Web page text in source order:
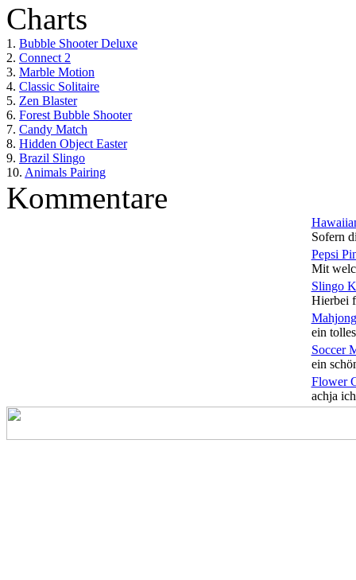
Charts
1. Bubble Shooter Deluxe
2. Connect 2
3. Marble Motion
4. Classic Solitaire
5. Zen Blaster
6. Forest Bubble Shooter
7. Candy Match
8. Hidden Object Easter
9. Brazil Slingo
10. Animals Pairing
Kommentare
Sofern
Pepsi
Mit
Slingo
Hierbei
ein
Soccer
ein
Flower
achja